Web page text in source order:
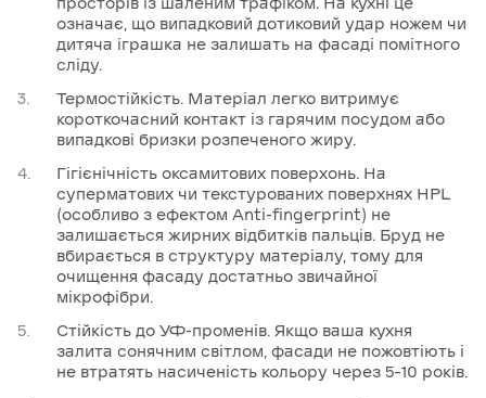
означає, що випадковий дотиковий удар ножем чи
дитяча іграшка не залишать на фасаді помітного
сліду.
Термостійкість. Матеріал легко витримує
короткочасний контакт із гарячим посудом або
випадкові бризки розпеченого жиру.
Гігієнічність оксамитових поверхонь. На
суперматових чи текстурованих поверхнях HPL
(особливо з ефектом Anti-fingerprint) не
залишається жирних відбитків пальців. Бруд не
вбирається в структуру матеріалу, тому для
очищення фасаду достатньо звичайної
мікрофібри.
Стійкість до УФ-променів. Якщо ваша кухня
залита сонячним світлом, фасади не пожовтіють і
не втратять насиченість кольору через 5–10 років.